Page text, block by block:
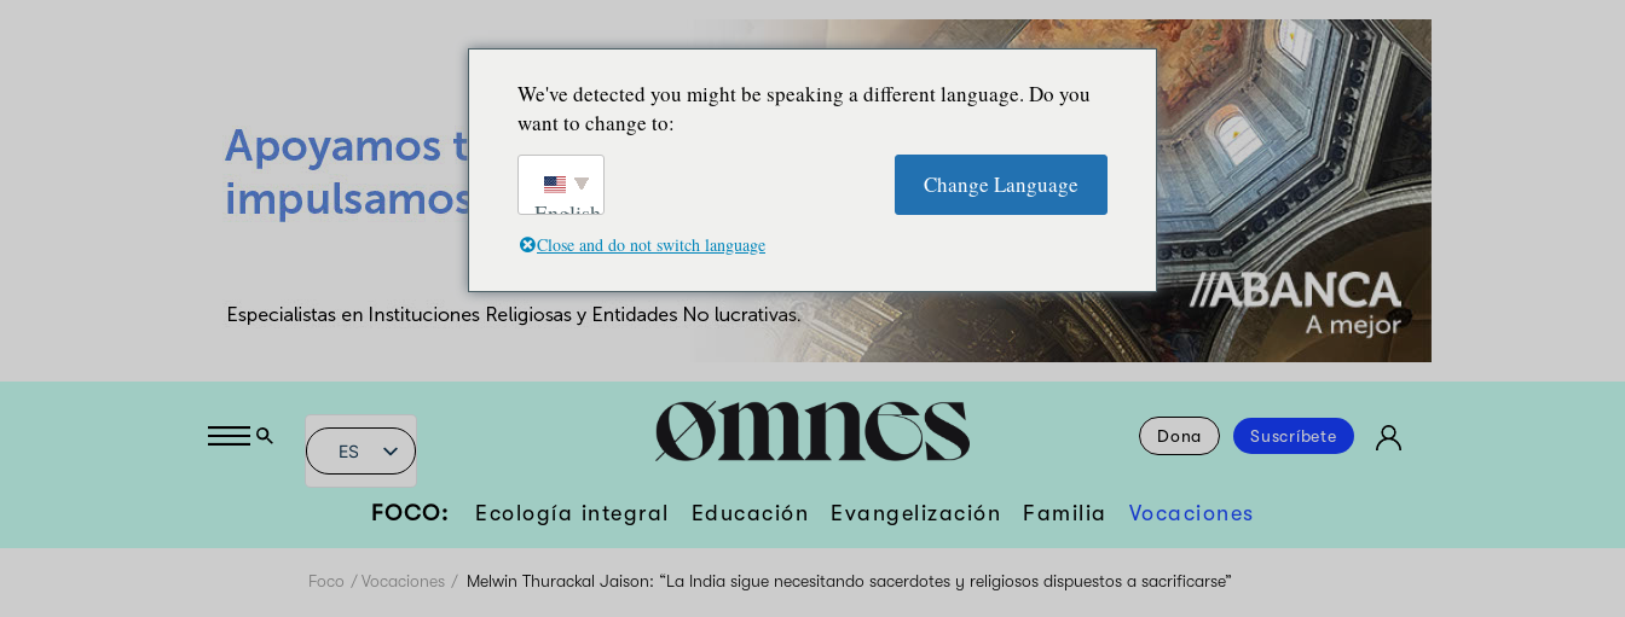
ES
Dona Suscríbete
FOCO: Ecología integral Educación Evangelización Familia Vocaciones
Foco Vocaciones Melwin Thurackal Jaison: “La India sigue necesitando sacerdotes y religiosos dispuestos a sacrificarse”
We've detected you might be speaking a different language. Do you
want to change to:
English
Change Language
Close and do not switch language